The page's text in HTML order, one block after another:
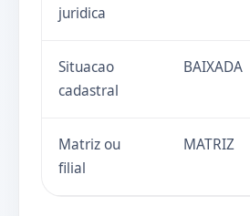
juridica
Situacao
cadastral
BAIXADA
Matriz ou
filial
MATRIZ